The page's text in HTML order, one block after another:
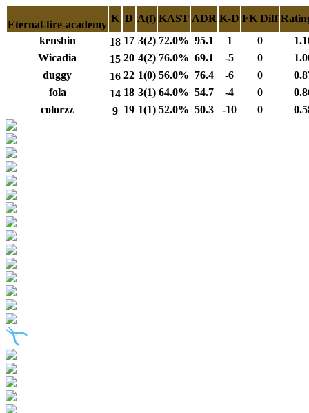
Eternal-fire-academy
K D A(f) KAST ADR K-D FK Diff
kenshin
18 17 3(2) 72.0% 95.1 1 0
Wicadia
15 20 4(2) 76.0% 69.1 -5 0
duggy
16 22 1(0) 56.0% 76.4 -6 0
fola
14 18 3(1) 64.0% 54.7 -4 0
colorzz
9 19 1(1) 52.0% 50.3 -10 0